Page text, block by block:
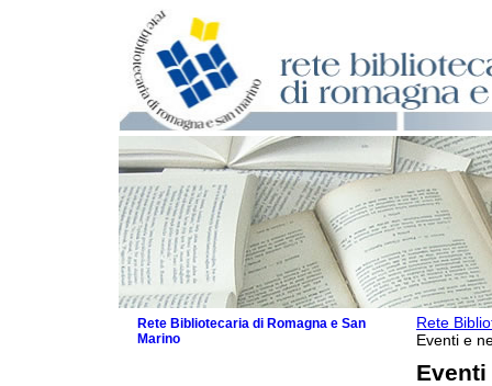
Rete
Eventi e
Eventi
Rete Bibliotecaria di Romagna e San
Marino